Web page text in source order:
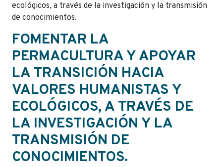
ecológicos, a través de la investigación y la transmisión
de conocimientos.
FOMENTAR LA
PERMACULTURA Y APOYAR
LA TRANSICIÓN HACIA
VALORES HUMANISTAS Y
ECOLÓGICOS, A TRAVÉS DE
LA INVESTIGACIÓN Y LA
TRANSMISIÓN DE
CONOCIMIENTOS.